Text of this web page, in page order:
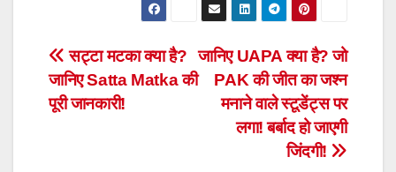
Post
navigation
जानिए UAPA क्या है? जो
PAK की जीत का जश्न
मनाने वाले स्टूडेंट्स पर
लगा! बर्बाद हो जाएगी
जिंदगी!
सट्टा मटका क्या है?
जानिए Satta Matka की
पूरी जानकारी!